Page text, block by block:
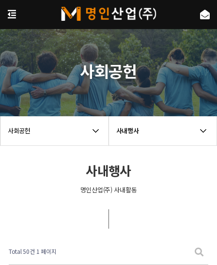
사회공헌 사내행사
사회공헌
사내행사
명인산업(주) 사내활동
Total 50건 1 페이지